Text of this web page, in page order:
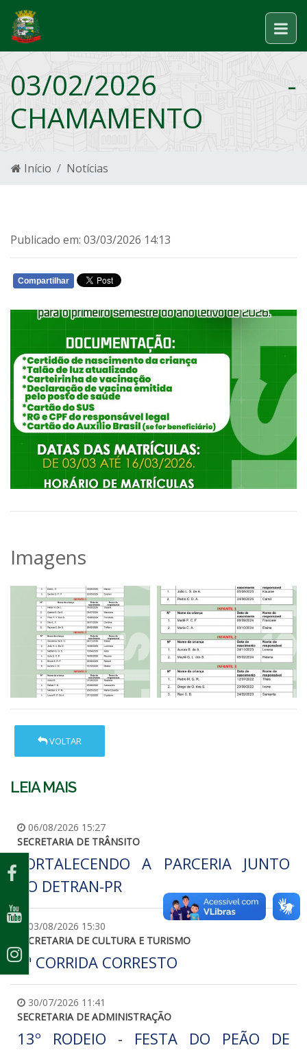
03/02/2026 -
CHAMAMENTO
Início Notícias
Publicado em: 03/03/2026 14:13
Compartilhar
Imagens
VOLTAR
LEIA MAIS
06/08/2026 15:27
SECRETARIA DE TRÂNSITO
FORTALECENDO A PARCERIA JUNTO
AO DETRAN-PR
03/08/2026 15:30
SECRETARIA DE CULTURA E TURISMO
4ª CORRIDA CORRESTO
30/07/2026 11:41
SECRETARIA DE ADMINISTRAÇÃO
13º RODEIO - FESTA DO PEÃO DE